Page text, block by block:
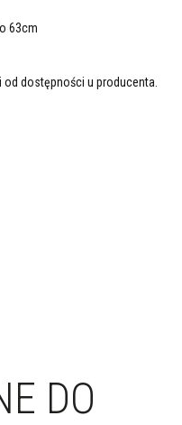
63cm
dostępności u producenta.
DO